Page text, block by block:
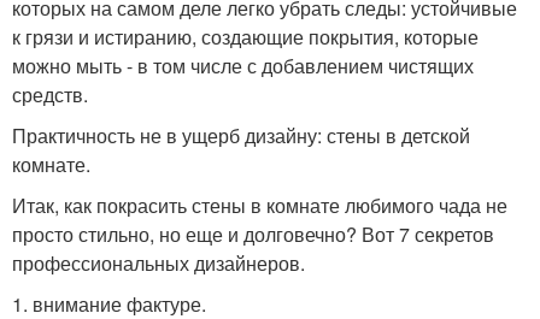
которых на самом деле легко убрать следы: устойчивые
к грязи и истиранию, создающие покрытия, которые
можно мыть - в том числе с добавлением чистящих
средств.
Практичность не в ущерб дизайну: стены в детской
комнате.
Итак, как покрасить стены в комнате любимого чада не
просто стильно, но еще и долговечно? Вот 7 секретов
профессиональных дизайнеров.
1. внимание фактуре.